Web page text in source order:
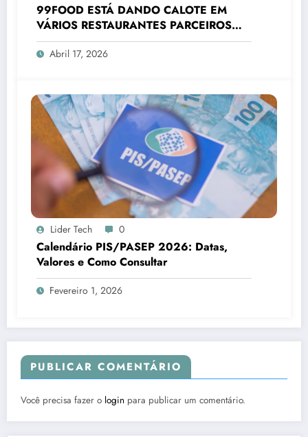
99FOOD ESTÁ DANDO CALOTE EM
VÁRIOS RESTAURANTES PARCEIROS
2026
Abril 17, 2026
Lider Tech 0
Calendário PIS/PASEP 2026: Datas,
Valores e Como Consultar
Fevereiro 1, 2026
PUBLICAR COMENTÁRIO
Você precisa fazer o login para publicar um comentário.